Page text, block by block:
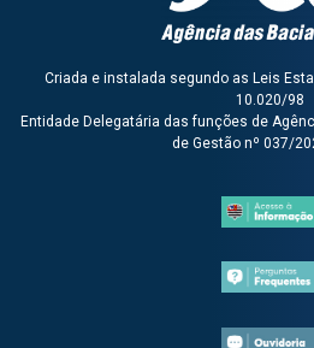
Criada e instalada segundo as Leis
10.020/98
Entidade Delegatária das funções de
de Gestão nº 037/